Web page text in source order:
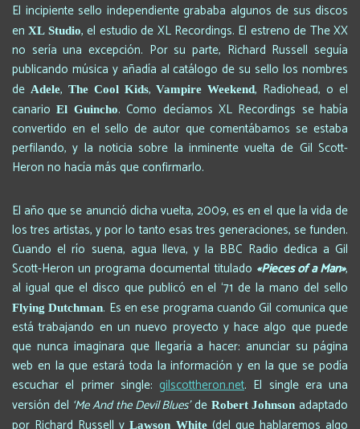
El incipiente sello independiente grababa algunos de sus discos
enXL Studio, el estudio de XL Recordings. El estreno de The XX
no sería una excepción. Por su parte, Richard Russell seguía
publicando música y añadía al catálogo de su sello los nombres
de Adele, The Cool Kids,Vampire Weekend, Radiohead, o el
canarioEl Guincho. Como decíamos XL Recordings se había
convertido en el sello de autor que comentábamos se estaba
perfilando, y la noticia sobre la inminente vuelta de Gil Scott-
Heron no hacía más que confirmarlo.
El año que se anunció dicha vuelta, 2009, es en el que la vida de
los tres artistas, y por lo tanto esas tres generaciones, se funden.
Cuando el río suena, agua lleva, y la BBC Radio dedica a Gil
Scott-Heron un programa documental titulado «Pieces of a Man»,
al igual que el disco que publicó en el ‘71 de la mano del sello
Flying Dutchman. Es en ese programa cuando Gil comunica que
está trabajando en un nuevo proyecto y hace algo que puede
que nunca imaginara que llegaría a hacer: anunciar su página
web en la que estará toda la información y en la que se podía
escuchar el primer single: gilscottheron.net. El single era una
versión del ‘Me And the Devil Blues’de Robert Johnson adaptado
Lawson White